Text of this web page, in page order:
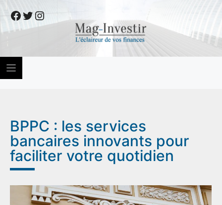
to
content
Facebook
Twitter
Instagram
BPPC : les services
bancaires innovants pour
faciliter votre quotidien